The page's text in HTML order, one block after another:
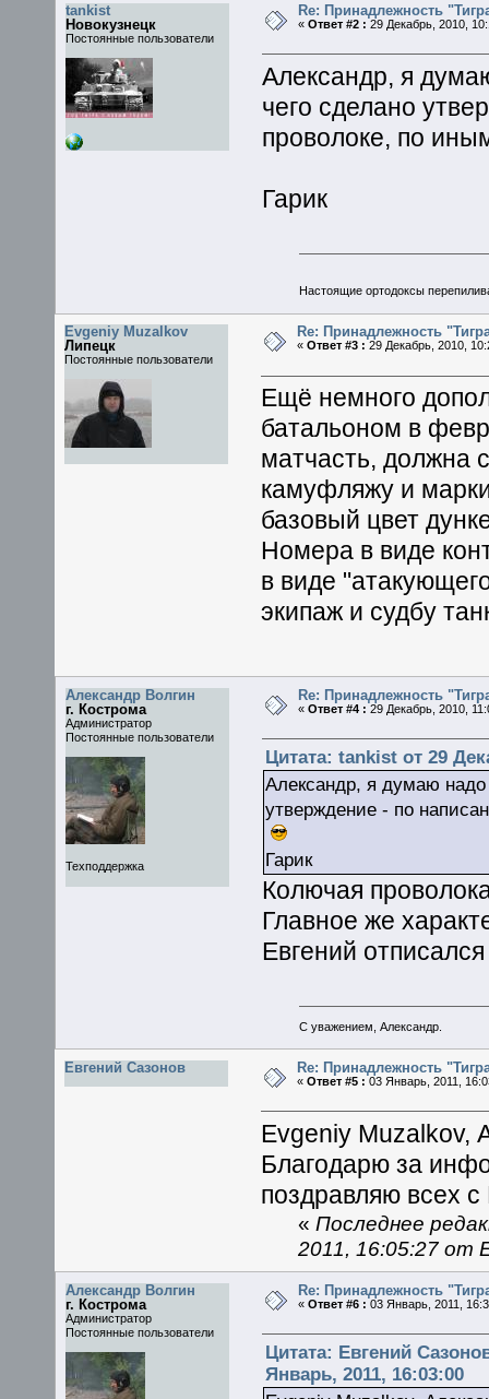
tankist
Новокузнецк
Постоянные пользователи
Re: Принадлежность
« Ответ #2 : 29 Декабрь, 2010,
Александр, я
чего сделано
проволоке, по
Гарик
Настоящие ортодоксы
Evgeniy Muzalkov
Липецк
Постоянные пользователи
Re: Принадлежность
« Ответ #3 : 29 Декабрь, 2010,
Ещё немного
батальоном в
матчасть, должна
камуфляжу и
базовый цвет
Номера в виде
в виде
экипаж и судбу
Александр Волгин
г. Кострома
Администратор
Постоянные пользователи
Техподдержка
Re: Принадлежность
« Ответ #4 : 29 Декабрь, 2010,
Цитата: tankist от 29
Александр, я думаю
утверждение - по
Гарик
Колючая
Главное же
Евгений
С уважением, Александр.
Евгений Сазонов Re: Принадлежность
« Ответ #5 : 03 Январь, 2011,
Evgeniy Muzalkov,
Благодарю за
поздравляю всех
« Последнее
2011, 16:05:27 от
Александр Волгин
г. Кострома
Администратор
Постоянные пользователи
Re: Принадлежность
« Ответ #6 : 03 Январь, 2011,
Цитата: Евгений
Январь, 2011, 16:03:00